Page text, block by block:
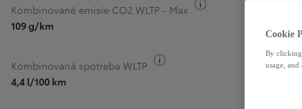
Kombinované emisie CO2 WLTP - Max
Informácie k
109 g/km
Kombinovaná spotreba WLTP
Informácie k spotrebe paliva
4,4 l/100 km
Cookie
By clicking
usage,